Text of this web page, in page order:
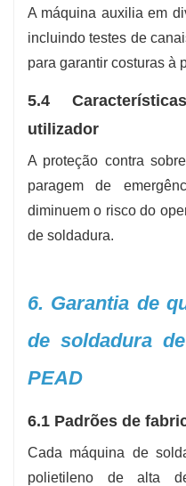
A máquina auxilia em
incluindo testes de
para garantir costuras à
5.4
utilizador
A proteção contra
paragem de
diminuem o risco do
de soldadura.
6. Garantia de
de soldadura
PEAD
6.1 Padrões de
Cada máquina de
polietileno de alta